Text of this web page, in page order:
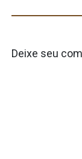
Deixe seu